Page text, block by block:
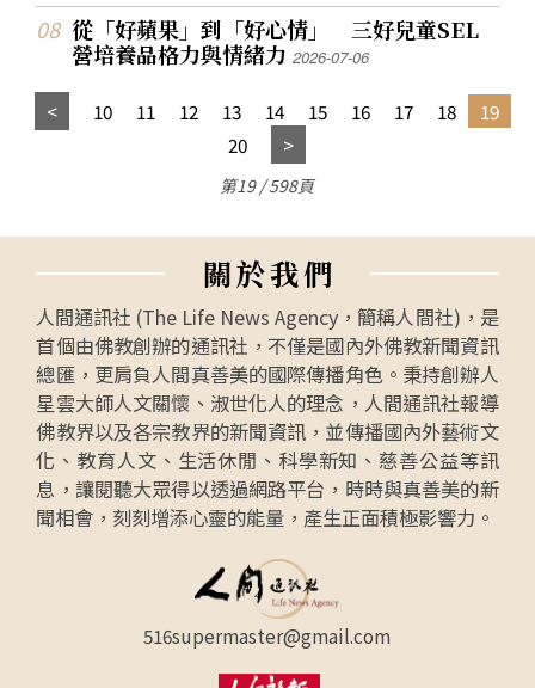
從「好蘋果」到「好心情」 三好兒童SEL
營培養品格力與情緒力2026-07-06
10 11 12 13 14 15 16 17 18
19
20
第19 / 598頁
關於我們
人間通訊社 (The Life News Agency，簡稱人間社)，是
首個由佛教創辦的通訊社，不僅是國內外佛教新聞資訊
總匯，更肩負人間真善美的國際傳播角色。秉持創辦人
星雲大師人文關懷、淑世化人的理念，人間通訊社報導
佛教界以及各宗教界的新聞資訊，並傳播國內外藝術文
化、教育人文、生活休閒、科學新知、慈善公益等訊
息，讓閱聽大眾得以透過網路平台，時時與真善美的新
聞相會，刻刻增添心靈的能量，產生正面積極影響力。
516supermaster@gmail.com